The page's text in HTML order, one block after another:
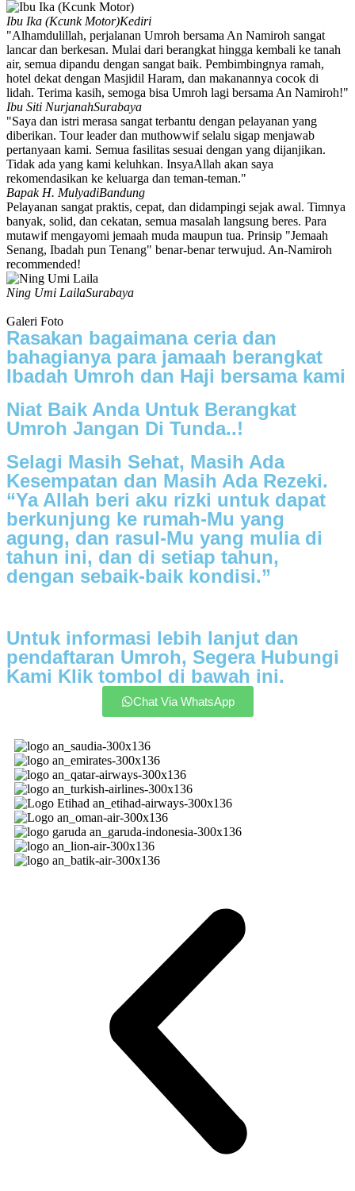
Ibu Ika (Kcunk Motor)Kediri
"Alhamdulillah, perjalanan Umroh bersama An Namiroh sangat
lancar dan berkesan. Mulai dari berangkat hingga kembali ke tanah
air, semua dipandu dengan sangat baik. Pembimbingnya ramah,
hotel dekat dengan Masjidil Haram, dan makanannya cocok di
lidah. Terima kasih, semoga bisa Umroh lagi bersama An Namiroh!"
Ibu Siti NurjanahSurabaya
"Saya dan istri merasa sangat terbantu dengan pelayanan yang
diberikan. Tour leader dan muthowwif selalu sigap menjawab
pertanyaan kami. Semua fasilitas sesuai dengan yang dijanjikan.
Tidak ada yang kami keluhkan. InsyaAllah akan saya
rekomendasikan ke keluarga dan teman-teman."
Bapak H. MulyadiBandung
Pelayanan sangat praktis, cepat, dan didampingi sejak awal. Timnya
banyak, solid, dan cekatan, semua masalah langsung beres. Para
mutawif mengayomi jemaah muda maupun tua. Prinsip "Jemaah
Senang, Ibadah pun Tenang" benar-benar terwujud. An-Namiroh
recommended!
Ning Umi LailaSurabaya
Galeri Foto
Rasakan bagaimana ceria dan
bahagianya para jamaah berangkat
Ibadah Umroh dan Haji bersama kami
Niat Baik Anda Untuk Berangkat
Umroh Jangan Di Tunda..!
Selagi Masih Sehat, Masih Ada
Kesempatan dan Masih Ada Rezeki.
“Ya Allah beri aku rizki untuk dapat
berkunjung ke rumah-Mu yang
agung, dan rasul-Mu yang mulia di
tahun ini, dan di setiap tahun,
dengan sebaik-baik kondisi.”
Untuk informasi lebih lanjut dan
pendaftaran Umroh, Segera Hubungi
Kami Klik tombol di bawah ini.
Chat Via WhatsApp